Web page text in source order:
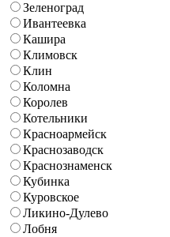
Зеленоград
Ивантеевка
Кашира
Климовск
Клин
Коломна
Королев
Котельники
Красноармейск
Краснозаводск
Краснознаменск
Кубинка
Куровское
Ликино-Дулево
Лобня